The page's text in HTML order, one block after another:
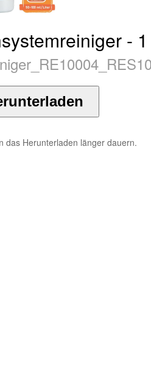
-
das Herunterladen länger dauern.